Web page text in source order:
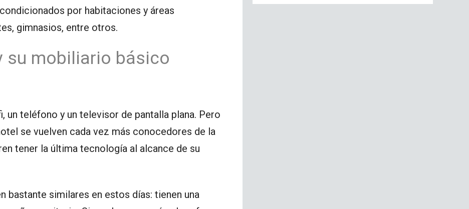
por habitaciones y áreas
gimnasios, entre otros.
su mobiliario básico
un teléfono y un televisor de pantalla plana. Pero
se vuelven cada vez más conocedores de la
tener la última tecnología al alcance de su
bastante similares en estos días: tienen una